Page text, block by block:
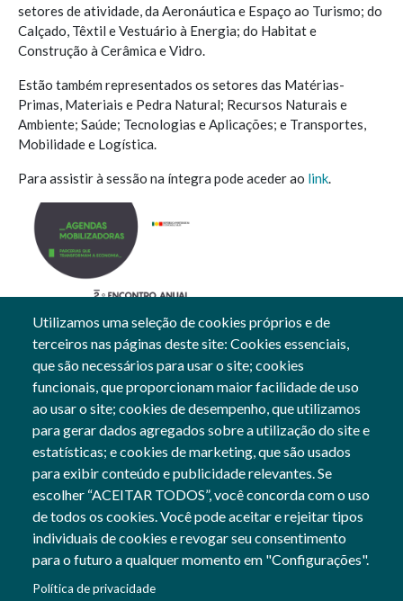
setores de atividade, da Aeronáutica e Espaço ao Turismo; do
Calçado, Têxtil e Vestuário à Energia; do Habitat e
Construção à Cerâmica e Vidro.
Estão também representados os setores das Matérias-
Primas, Materiais e Pedra Natural; Recursos Naturais e
Ambiente; Saúde; Tecnologias e Aplicações; e Transportes,
Mobilidade e Logística.
Para assistir à sessão na íntegra pode aceder ao link
13 Mar, 2024
Gerais
Siga-nos
Utilizamos uma seleção de cookies próprios e de
terceiros nas páginas deste site: Cookies essenciais,
que são necessários para usar o site; cookies
funcionais, que proporcionam maior facilidade de uso
ao usar o site; cookies de desempenho, que utilizamos
para gerar dados agregados sobre a utilização do site e
estatísticas; e cookies de marketing, que são usados
para exibir conteúdo e publicidade relevantes. Se
escolher “ACEITAR TODOS”, você concorda com o uso
de todos os cookies. Você pode aceitar e rejeitar tipos
individuais de cookies e revogar seu consentimento
para o futuro a qualquer momento em "Configurações".
Política de privacidade
Social Networks
Cofinanciado por:
Imagem